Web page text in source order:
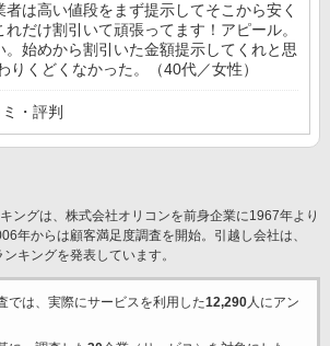
者は高い値段をまず提示してそこから安く
れだけ割引いて頑張ってます！アピール。
。始めから割引いた金額提示してくれと思
りくどくなかった。（40代／女性）
・評判
ングは、株式会社オリコンを前身企業に1967年より
年からは顧客満足度調査を開始。引越し会社は、
キングを発表しています。
では、実際にサービスを利用した12,290人にアン